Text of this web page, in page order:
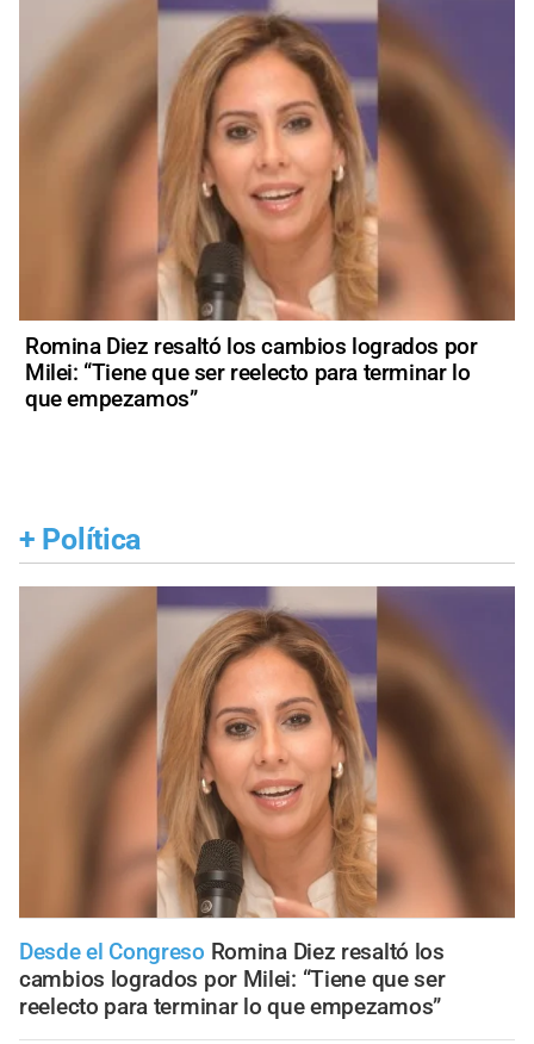
Romina Diez resaltó los cambios logrados por
Milei: “Tiene que ser reelecto para terminar lo
que empezamos”
+ Política
Desde el Congreso Romina Diez resaltó los
cambios logrados por Milei: “Tiene que ser
reelecto para terminar lo que empezamos”